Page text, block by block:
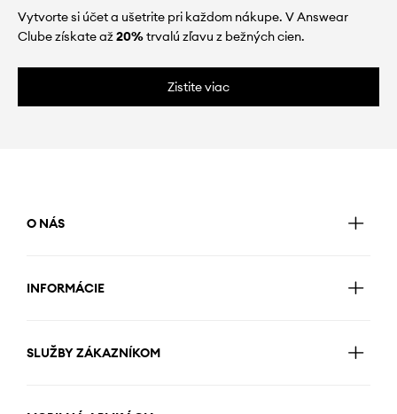
Vytvorte si účet a ušetrite pri každom nákupe. V Answear
Clube získate až20%trvalú zľavu z bežných cien.
Zistite viac
O NÁS
INFORMÁCIE
SLUŽBY ZÁKAZNÍKOM